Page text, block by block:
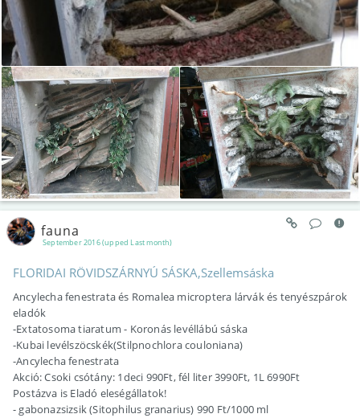
September 2016 (upped Last month)
fauna
FLORIDAI RÖVIDSZÁRNYÚ SÁSKA,Szellemsáska
Ancylecha fenestrata és Romalea microptera lárvák és tenyészpárok
eladók
-Extatosoma tiaratum - Koronás levéllábú sáska
-Kubai levélszöcskék(Stilpnochlora couloniana)
-Ancylecha fenestrata
Akció: Csoki csótány: 1deci 990Ft, fél liter 3990Ft, 1L 6990Ft
Postázva is Eladó eleségállatok!
- gabonazsizsik (Sitophilus granarius) 990 Ft/1000 ml